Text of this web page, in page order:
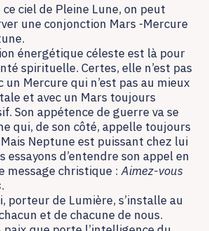
ciel de Pleine Lune, on peut
une conjonction Mars -Mercure
énergétique céleste est là pour
spirituelle. Certes, elle n’est pas
un Mercure qui n’est pas au mieux
et avec un Mars toujours
Son appétence de guerre va se
qui, de son côté, appelle toujours
Neptune est puissant chez lui
essayons d’entendre son appel en
message christique :Aimez-vous
.
porteur de Lumière, s’installe au
et de chacune de nous.